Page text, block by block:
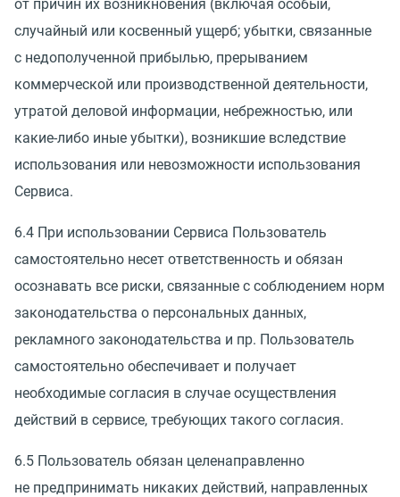
от причин их возникновения (включая особый,
случайный или косвенный ущерб; убытки, связанные
с недополученной прибылью, прерыванием
коммерческой или производственной деятельности,
утратой деловой информации, небрежностью, или
какие-либо иные убытки), возникшие вследствие
использования или невозможности использования
Сервиса.
6.4 При использовании Сервиса Пользователь
самостоятельно несет ответственность и обязан
осознавать все риски, связанные с соблюдением норм
законодательства о персональных данных,
рекламного законодательства и пр. Пользователь
самостоятельно обеспечивает и получает
необходимые согласия в случае осуществления
действий в сервисе, требующих такого согласия.
6.5 Пользователь обязан целенаправленно
не предпринимать никаких действий, направленных